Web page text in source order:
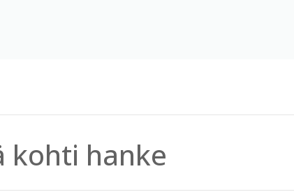
kohti hanke